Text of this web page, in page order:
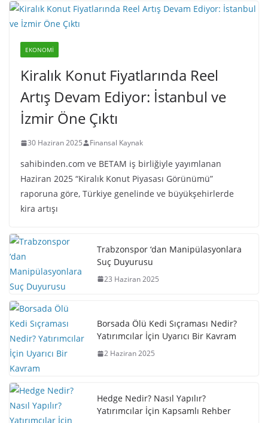
EKONOMI
Kiralık Konut Fiyatlarında Reel
Artış Devam Ediyor: İstanbul ve
İzmir Öne Çıktı
30 Haziran 2025 Finansal Kaynak
sahibinden.com ve BETAM iş birliğiyle yayımlanan
Haziran 2025 “Kiralık Konut Piyasası Görünümü”
raporuna göre, Türkiye genelinde ve büyükşehirlerde
kira artışı
Trabzonspor ‘dan Manipülasyonlara
Suç Duyurusu
23 Haziran 2025
Borsada Ölü Kedi Sıçraması Nedir?
Yatırımcılar İçin Uyarıcı Bir Kavram
2 Haziran 2025
Hedge Nedir? Nasıl Yapılır?
Yatırımcılar İçin Kapsamlı Rehber